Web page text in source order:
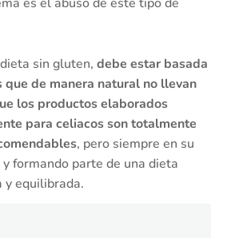
sin gluten, debe estar basada
que de manera natural no llevan
los productos elaborados
para celiacos son totalmente
, pero siempre en su
formando parte de una dieta
y equilibrada.